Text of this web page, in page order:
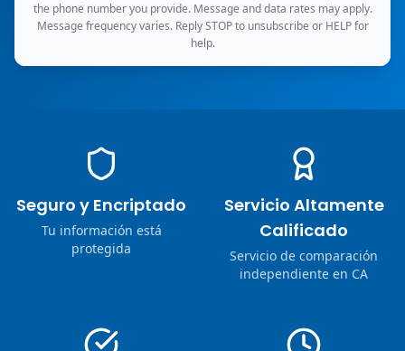
the phone number you provide. Message and data rates may apply.
Message frequency varies. Reply STOP to unsubscribe or HELP for
help.
Seguro y Encriptado
Tu información está
protegida
Servicio Altamente
Calificado
Servicio de comparación
independiente en CA